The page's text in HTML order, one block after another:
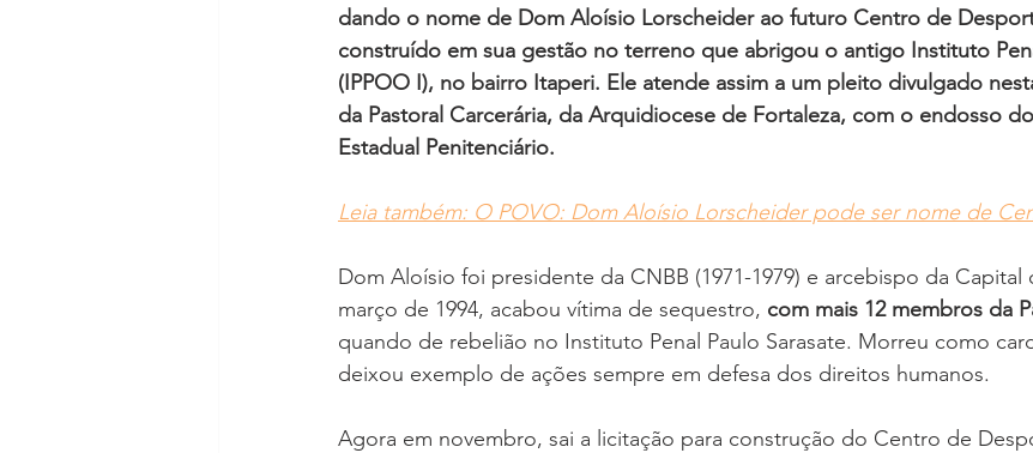
dando o nome de Dom Aloísio Lorscheider ao futuro Centro de
construído em sua gestão no terreno que abrigou o antigo Instituto
(IPPOO I), no bairro Itaperi. Ele atende assim a um pleito divulgado
da Pastoral Carcerária, da Arquidiocese de Fortaleza, com o endosso
Estadual Penitenciário.
Leia também: O POVO: Dom Aloísio Lorscheider pode ser nome de
Dom Aloísio foi presidente da CNBB (1971-1979) e arcebispo da Capital
março de 1994, acabou vítima de sequestro, com mais 12 membros da
quando de rebelião no Instituto Penal Paulo Sarasate. Morreu como
deixou exemplo de ações sempre em defesa dos direitos humanos.
Agora em novembro, sai a licitação para construção do Centro de